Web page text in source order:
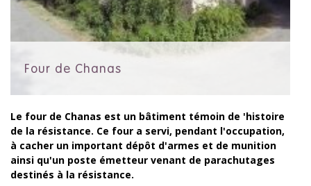
Four de Chanas
Le four de Chanas est un bâtiment témoin de 'histoire
de la résistance. Ce four a servi, pendant l'occupation,
à cacher un important dépôt d'armes et de munition
ainsi qu'un poste émetteur venant de parachutages
destinés à la résistance.